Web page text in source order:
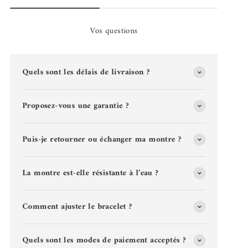
Vos questions
Quels sont les délais de livraison ?
Proposez-vous une garantie ?
Puis-je retourner ou échanger ma montre ?
La montre est-elle résistante à l’eau ?
Comment ajuster le bracelet ?
Quels sont les modes de paiement acceptés ?